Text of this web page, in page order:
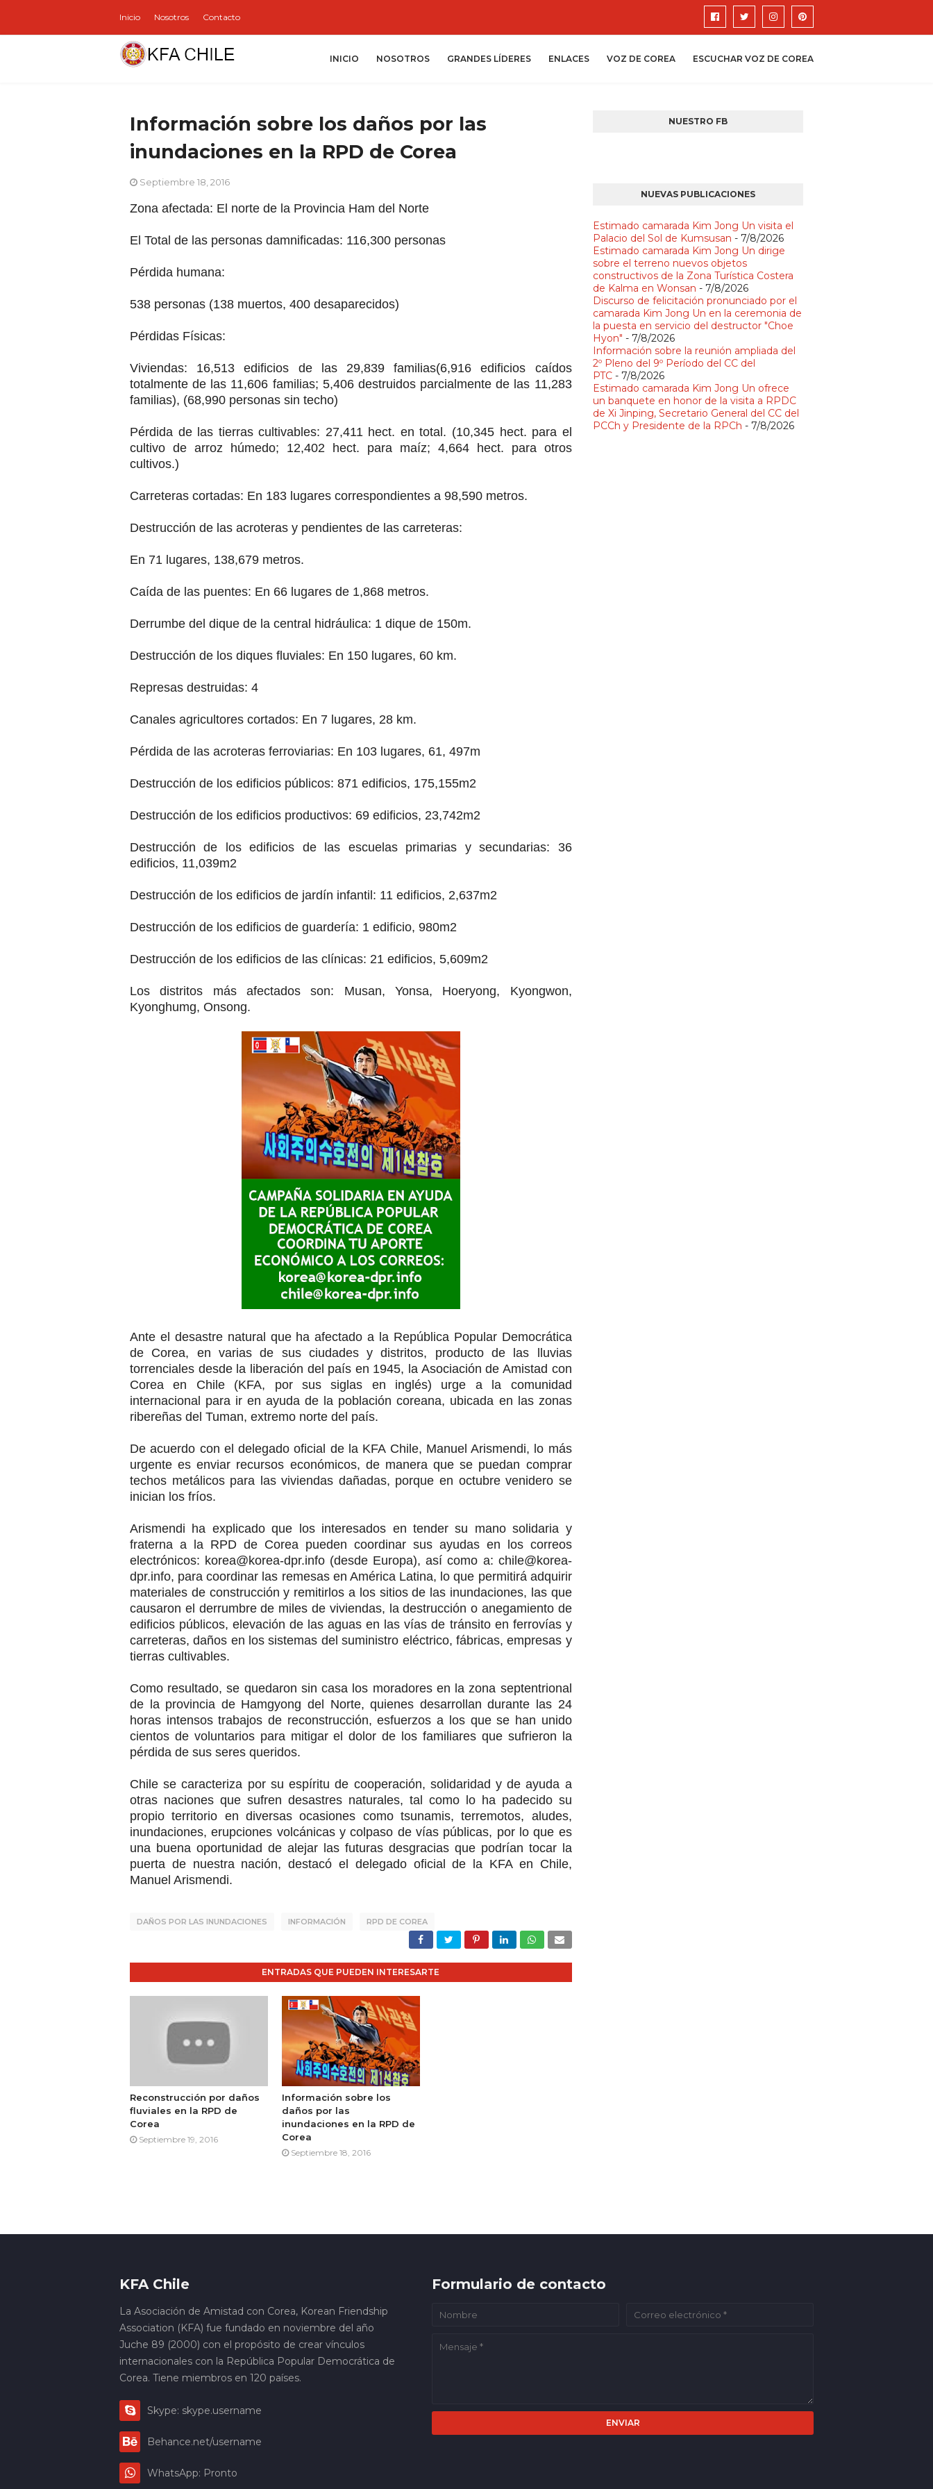
Inicio Nosotros Contacto
INICIO NOSOTROS GRANDES LÍDERES ENLACES VOZ DE COREA ESCUCHAR VOZ DE COREA
Información sobre los daños por las
inundaciones en la RPD de Corea
Septiembre 18, 2016
Zona afectada: El norte de la Provincia Ham del Norte
El Total de las personas damnificadas: 116,300 personas
Pérdida humana:
538 personas (138 muertos, 400 desaparecidos)
Pérdidas Físicas:
Viviendas: 16,513 edificios de las 29,839 familias(6,916 edificios caídos
totalmente de las 11,606 familias; 5,406 destruidos parcialmente de las 11,283
familias), (68,990 personas sin techo)
Pérdida de las tierras cultivables: 27,411 hect. en total. (10,345 hect. para el
cultivo de arroz húmedo; 12,402 hect. para maíz; 4,664 hect. para otros
cultivos.)
Carreteras cortadas: En 183 lugares correspondientes a 98,590 metros.
Destrucción de las acroteras y pendientes de las carreteras:
En 71 lugares, 138,679 metros.
Caída de las puentes: En 66 lugares de 1,868 metros.
Derrumbe del dique de la central hidráulica: 1 dique de 150m.
Destrucción de los diques fluviales: En 150 lugares, 60 km.
Represas destruidas: 4
Canales agricultores cortados: En 7 lugares, 28 km.
Pérdida de las acroteras ferroviarias: En 103 lugares, 61, 497m
Destrucción de los edificios públicos: 871 edificios, 175,155m2
Destrucción de los edificios productivos: 69 edificios, 23,742m2
Destrucción de los edificios de las escuelas primarias y secundarias: 36
edificios, 11,039m2
Destrucción de los edificios de jardín infantil: 11 edificios, 2,637m2
Destrucción de los edificios de guardería: 1 edificio, 980m2
Destrucción de los edificios de las clínicas: 21 edificios, 5,609m2
Los distritos más afectados son: Musan, Yonsa, Hoeryong, Kyongwon,
Kyonghumg, Onsong.
Ante el desastre natural que ha afectado a la República Popular Democrática
de Corea, en varias de sus ciudades y distritos, producto de las lluvias
torrenciales desde la liberación del país en 1945, la Asociación de Amistad con
Corea en Chile (KFA, por sus siglas en inglés) urge a la comunidad
internacional para ir en ayuda de la población coreana, ubicada en las zonas
ribereñas del Tuman, extremo norte del país.
De acuerdo con el delegado oficial de la KFA Chile, Manuel Arismendi, lo más
urgente es enviar recursos económicos, de manera que se puedan comprar
techos metálicos para las viviendas dañadas, porque en octubre venidero se
inician los fríos.
Arismendi ha explicado que los interesados en tender su mano solidaria y
fraterna a la RPD de Corea pueden coordinar sus ayudas en los correos
electrónicos: korea@korea-dpr.info (desde Europa), así como a: chile@korea-
dpr.info, para coordinar las remesas en América Latina, lo que permitirá adquirir
materiales de construcción y remitirlos a los sitios de las inundaciones, las que
causaron el derrumbre de miles de viviendas, la destrucción o anegamiento de
edificios públicos, elevación de las aguas en las vías de tránsito en ferrovías y
carreteras, daños en los sistemas del suministro eléctrico, fábricas, empresas y
tierras cultivables.
Como resultado, se quedaron sin casa los moradores en la zona septentrional
de la provincia de Hamgyong del Norte, quienes desarrollan durante las 24
horas intensos trabajos de reconstrucción, esfuerzos a los que se han unido
cientos de voluntarios para mitigar el dolor de los familiares que sufrieron la
pérdida de sus seres queridos.
Chile se caracteriza por su espíritu de cooperación, solidaridad y de ayuda a
otras naciones que sufren desastres naturales, tal como lo ha padecido su
propio territorio en diversas ocasiones como tsunamis, terremotos, aludes,
inundaciones, erupciones volcánicas y colpaso de vías públicas, por lo que es
una buena oportunidad de alejar las futuras desgracias que podrían tocar la
puerta de nuestra nación, destacó el delegado oficial de la KFA en Chile,
Manuel Arismendi.
DAÑOS POR LAS INUNDACIONES INFORMACIÓN RPD DE COREA
ENTRADAS QUE PUEDEN INTERESARTE
Reconstrucción por daños
fluviales en la RPD de
Corea
Septiembre 19, 2016
Información sobre los
daños por las
inundaciones en la RPD de
Corea
Septiembre 18, 2016
NUESTRO FB
NUEVAS PUBLICACIONES
Estimado camarada Kim Jong Un visita el
Palacio del Sol de Kumsusan - 7/8/2026
Estimado camarada Kim Jong Un dirige
sobre el terreno nuevos objetos
constructivos de la Zona Turística Costera
de Kalma en Wonsan - 7/8/2026
Discurso de felicitación pronunciado por el
camarada Kim Jong Un en la ceremonia de
la puesta en servicio del destructor "Choe
Hyon" - 7/8/2026
Información sobre la reunión ampliada del
2º Pleno del 9º Período del CC del
PTC- 7/8/2026
Estimado camarada Kim Jong Un ofrece
un banquete en honor de la visita a RPDC
de Xi Jinping, Secretario General del CC del
PCCh y Presidente de la RPCh - 7/8/2026
KFA Chile
La Asociación de Amistad con Corea, Korean Friendship
Association (KFA) fue fundado en noviembre del año
Juche 89 (2000) con el propósito de crear vínculos
internacionales con la República Popular Democrática de
Corea. Tiene miembros en 120 países.
Skype: skype.username
Behance.net/username
WhatsApp: Pronto
Formulario de contacto